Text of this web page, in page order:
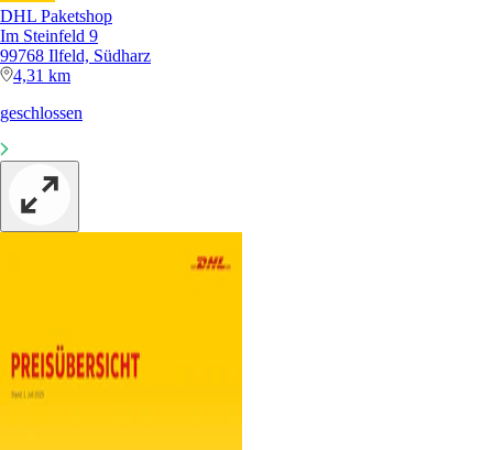
DHL Paketshop
Im Steinfeld 9
99768 Ilfeld, Südharz
4,31 km
geschlossen